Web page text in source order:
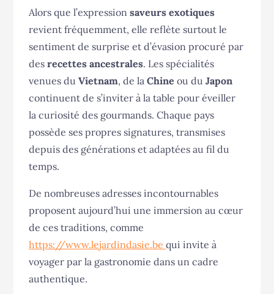
Alors que l’expressionsaveurs exotiques
revient fréquemment, elle reflète surtout le
sentiment de surprise et d’évasion procuré par
desrecettes ancestrales. Les spécialités
venues duVietnam, de laChine ou duJapon
continuent de s’inviter à la table pour éveiller
la curiosité des gourmands. Chaque pays
possède ses propres signatures, transmises
depuis des générations et adaptées au fil du
temps.
De nombreuses adresses incontournables
proposent aujourd’hui une immersion au cœur
de ces traditions, comme
https://www.lejardindasie.bequi invite à
voyager par la gastronomie dans un cadre
authentique.